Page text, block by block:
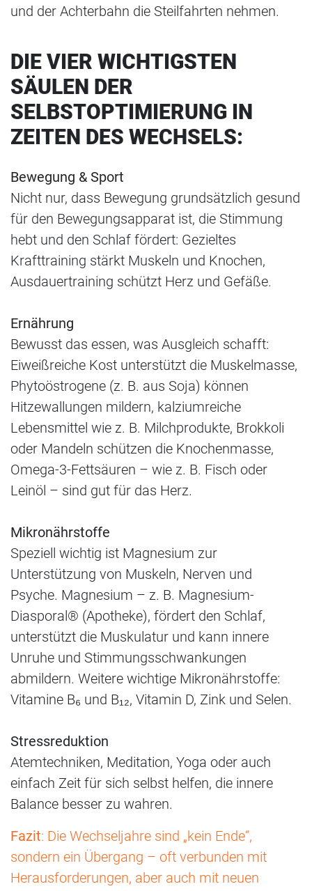
und der Achterbahn die Steilfahrten nehmen.
DIE VIER WICHTIGSTEN
SÄULEN DER
SELBSTOPTIMIERUNG IN
ZEITEN DES WECHSELS:
Bewegung & Sport
Nicht nur, dass Bewegung grundsätzlich gesund
für den Bewegungsapparat ist, die Stimmung
hebt und den Schlaf fördert: Gezieltes
Krafttraining stärkt Muskeln und Knochen,
Ausdauertraining schützt Herz und Gefäße.
Ernährung
Bewusst das essen, was Ausgleich schafft:
Eiweißreiche Kost unterstützt die Muskelmasse,
Phytoöstrogene (z. B. aus Soja) können
Hitzewallungen mildern, kalziumreiche
Lebensmittel wie z. B. Milchprodukte, Brokkoli
oder Mandeln schützen die Knochenmasse,
Omega-3-Fettsäuren – wie z. B. Fisch oder
Leinöl – sind gut für das Herz.
Mikronährstoffe
Speziell wichtig ist Magnesium zur
Unterstützung von Muskeln, Nerven und
Psyche. Magnesium – z. B. Magnesium-
Diasporal® (Apotheke), fördert den Schlaf,
unterstützt die Muskulatur und kann innere
Unruhe und Stimmungsschwankungen
abmildern. Weitere wichtige Mikronährstoffe:
Vitamine B₆ und B₁₂, Vitamin D, Zink und Selen.
Stressreduktion
Atemtechniken, Meditation, Yoga oder auch
einfach Zeit für sich selbst helfen, die innere
Balance besser zu wahren.
Fazit: Die Wechseljahre sind „kein Ende“,
sondern ein Übergang – oft verbunden mit
Herausforderungen, aber auch mit neuen